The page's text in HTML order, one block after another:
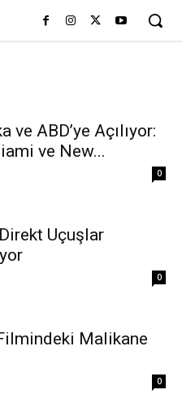
ABD’ye Açılıyor:
ve New...
0
Uçuşlar
0
Malikane
0